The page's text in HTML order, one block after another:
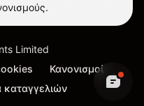
Limited
Κανονισμοί
καταγγελιών